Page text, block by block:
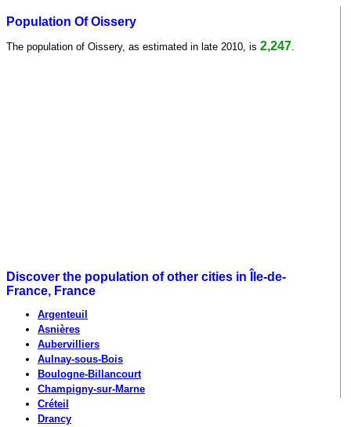
Population Of Oissery
The population of Oissery, as estimated in late 2010, is 2,247
Discover the population of other cities in Île-de-
France, France
Argenteuil
Asnières
Aubervilliers
Aulnay-sous-Bois
Boulogne-Billancourt
Champigny-sur-Marne
Créteil
Drancy